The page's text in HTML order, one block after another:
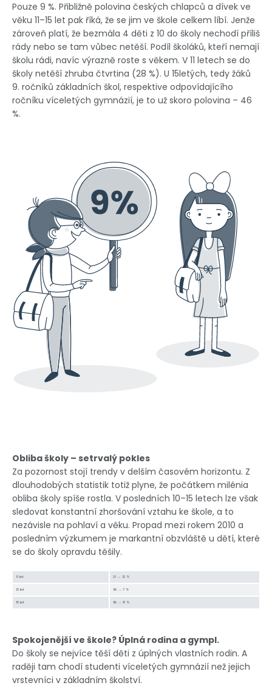
Pouze 9 %. Přibližně polovina českých chlapců a dívek ve
věku 11–15 let pak říká, že se jim ve škole celkem líbí. Jenže
zároveň platí, že bezmála 4 děti z 10 do školy nechodí příliš
rády nebo se tam vůbec netěší. Podíl školáků, kteří nemají
školu rádi, navíc výrazně roste s věkem. V 11 letech se do
školy netěší zhruba čtvrtina (28 %). U 15letých, tedy žáků
9. ročníků základních škol, respektive odpovídajícího
ročníku víceletých gymnázií, je to už skoro polovina – 46
%.
Obliba školy – setrvalý pokles
Za pozornost stojí trendy v delším časovém horizontu. Z
dlouhodobých statistik totiž plyne, že počátkem milénia
obliba školy spíše rostla. V posledních 10–15 letech lze však
sledovat konstantní zhoršování vztahu ke škole, a to
nezávisle na pohlaví a věku. Propad mezi rokem 2010 a
posledním výzkumem je markantní obzvláště u dětí, které
se do školy opravdu těšily.
11 let 21 → 12 %
13 let 16 → 7 %
15 let 16 → 8 %
Spokojenější ve škole? Úplná rodina a gympl.
Do školy se nejvíce těší děti z úplných vlastních rodin. A
raději tam chodí studenti víceletých gymnázií než jejich
vrstevníci v základním školství.